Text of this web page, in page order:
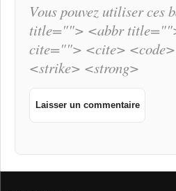
Vous pouvez utiliser ces
title=""> <abbr
cite=""> <cite>
<strike> <strong>